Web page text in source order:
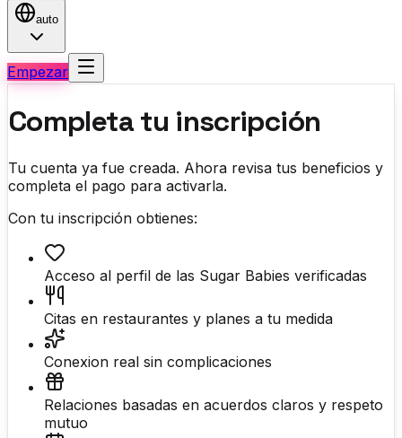
auto
Empezar
Completa tu inscripción
Tu cuenta ya fue creada. Ahora revisa tus beneficios y
completa el pago para activarla.
Con tu inscripción obtienes:
Acceso al perfil de las Sugar Babies verificadas
Citas en restaurantes y planes a tu medida
Conexion real sin complicaciones
Relaciones basadas en acuerdos claros y respeto
mutuo